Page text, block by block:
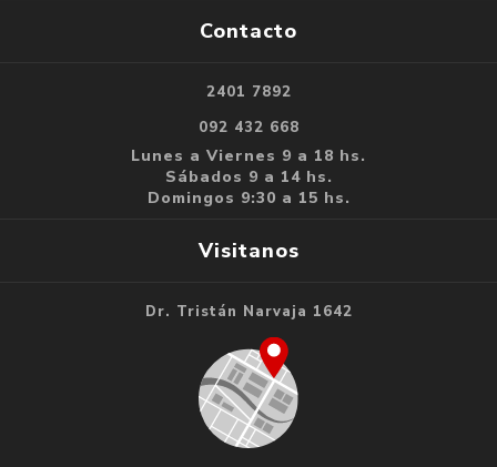
Contacto
2401 7892
092 432 668
Lunes a Viernes 9 a 18 hs.
Sábados 9 a 14 hs.
Domingos 9:30 a 15 hs.
Visitanos
Dr. Tristán Narvaja 1642